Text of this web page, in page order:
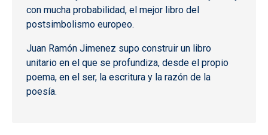
con mucha probabilidad, el mejor libro del
postsimbolismo europeo.
Juan Ramón Jimenez supo construir un libro
unitario en el que se profundiza, desde el propio
poema, en el ser, la escritura y la razón de la
poesía.